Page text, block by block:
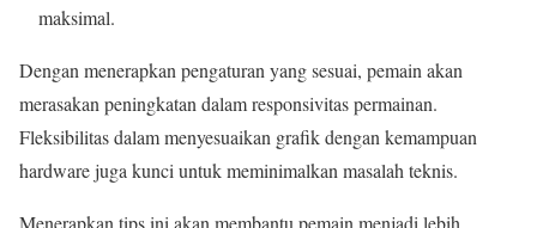
maksimal.
Dengan menerapkan pengaturan yang sesuai, pemain akan
merasakan peningkatan dalam responsivitas permainan.
Fleksibilitas dalam menyesuaikan grafik dengan kemampuan
hardware juga kunci untuk meminimalkan masalah teknis.
Menerapkan tips ini akan membantu pemain menjadi lebih